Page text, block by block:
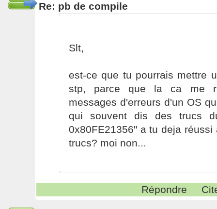
Re: pb de compile
Slt,
est-ce que tu pourrais mettre
stp, parce que la ca me
messages d'erreurs d'un OS
qui souvent dis des trucs
0x80FE21356" a tu deja
trucs? moi non...
Répondre